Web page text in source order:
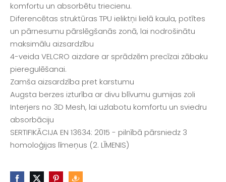
komfortu un absorbētu triecienu.
Diferencētas struktūras TPU ieliktņi lielā kaula, potītes
un pārnesumu pārslēgšanās zonā, lai nodrošinātu
maksimālu aizsardzību
4-veida VELCRO aizdare ar sprādzēm precīzai zābaku
pieregulēšanai.
Zamša aizsardzība pret karstumu
Augsta berzes izturība ar divu blīvumu gumijas zoli
Interjers no 3D Mesh, lai uzlabotu komfortu un sviedru
absorbāciju
SERTIFIKĀCIJA EN 13634: 2015 - pilnībā pārsniedz 3
homoloģijas līmeņus (2. LĪMENIS)